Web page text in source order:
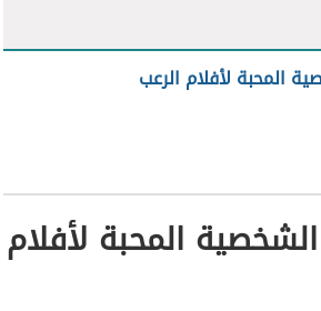
المحبة لأفلام الرعب
المحبة لأفلام